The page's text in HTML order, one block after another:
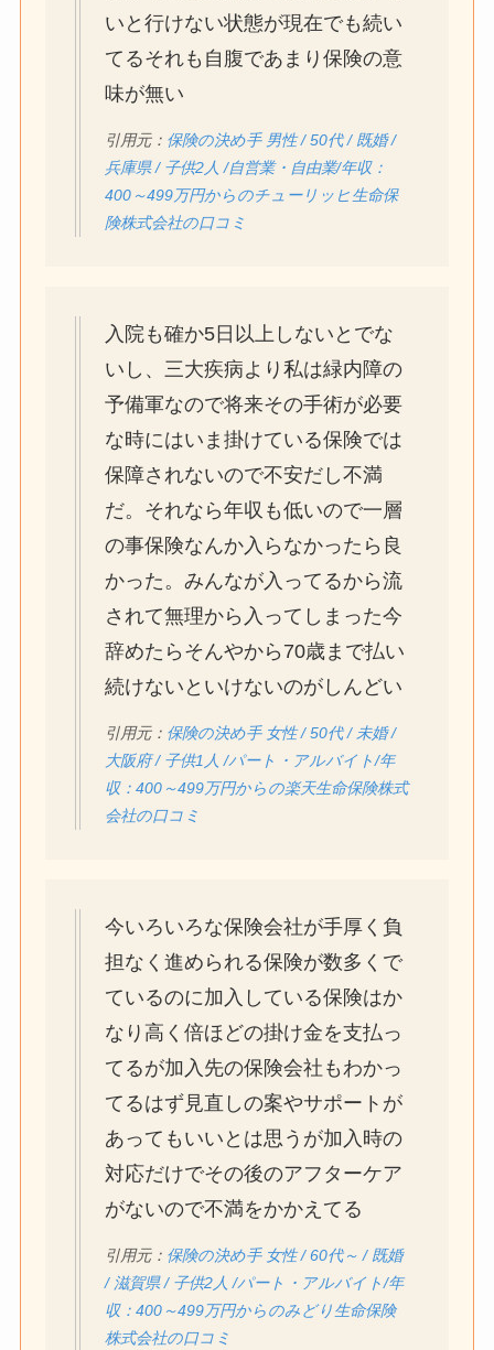
いと行けない状態が現在でも続い
てるそれも自腹であまり保険の意
味が無い
引用元： 保険の決め手 男性 / 50代 / 既婚 /
兵庫県 / 子供2人 /自営業・自由業/年収：
400～499万円からのチューリッヒ生命保
険株式会社の口コミ
入院も確か5日以上しないとでな
いし、三大疾病より私は緑内障の
予備軍なので将来その手術が必要
な時にはいま掛けている保険では
保障されないので不安だし不満
だ。それなら年収も低いので一層
の事保険なんか入らなかったら良
かった。みんなが入ってるから流
されて無理から入ってしまった今
辞めたらそんやから70歳まで払い
続けないといけないのがしんどい
引用元： 保険の決め手 女性 / 50代 / 未婚 /
大阪府 / 子供1人 /パート・アルバイト/年
収：400～499万円からの楽天生命保険株式
会社の口コミ
今いろいろな保険会社が手厚く負
担なく進められる保険が数多くで
ているのに加入している保険はか
なり高く倍ほどの掛け金を支払っ
てるが加入先の保険会社もわかっ
てるはず見直しの案やサポートが
あってもいいとは思うが加入時の
対応だけでその後のアフターケア
がないので不満をかかえてる
引用元： 保険の決め手 女性 / 60代～ / 既婚
/ 滋賀県 / 子供2人 /パート・アルバイト/年
収：400～499万円からのみどり生命保険
株式会社の口コミ